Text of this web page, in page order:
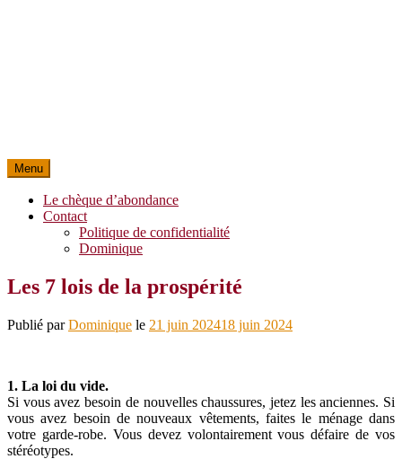
Menu
Le chèque d’abondance
Contact
Politique de confidentialité
Dominique
Les 7 lois de la prospérité
Publié parDominique le 21 juin 202418 juin 2024
1. La loi du vide.
Si vous avez besoin de nouvelles chaussures, jetez les anciennes. Si
vous avez besoin de nouveaux vêtements, faites le ménage dans
votre garde-robe. Vous devez volontairement vous défaire de vos
stéréotypes.